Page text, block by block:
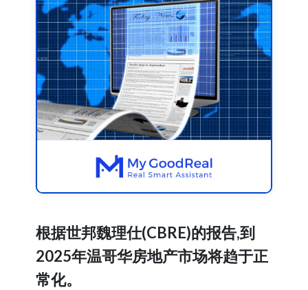
根据世邦魏理仕(CBRE)的报告,到
2025年温哥华房地产市场将趋于正
常化。